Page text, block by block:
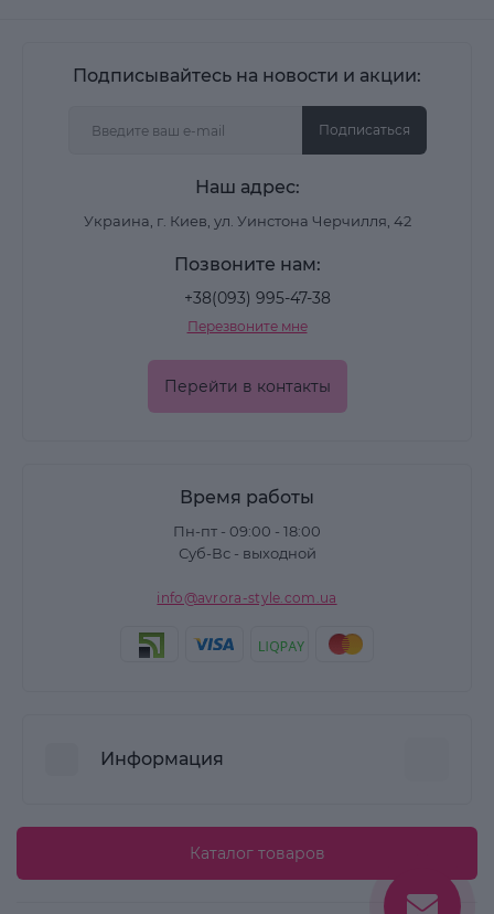
Подписывайтесь на новости и акции:
Подписаться
Наш адрес:
Украина, г. Киев, ул. Уинстона Черчилля, 42
Позвоните нам:
+38(093) 995-47-38
Перезвоните мне
Перейти в контакты
Время работы
Пн-пт - 09:00 - 18:00
Суб-Вс - выходной
info@avrora-style.com.ua
Информация
Пользовательское соглашение
Каталог товаров